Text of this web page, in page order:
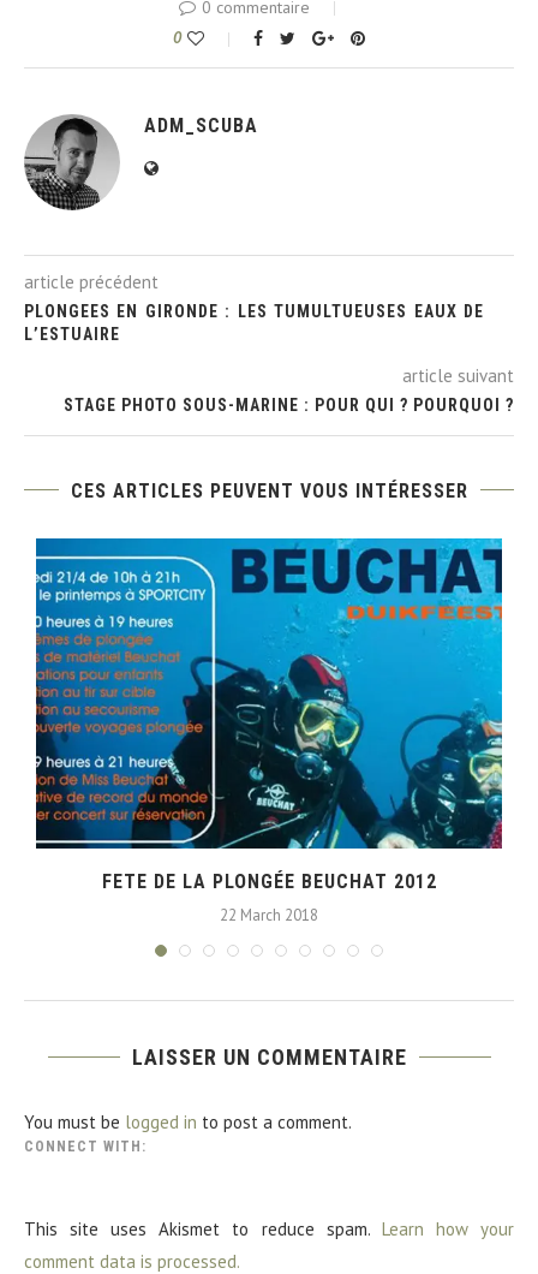
0 commentaire
0
ADM_SCUBA
article précédent
PLONGEES EN GIRONDE : LES TUMULTUEUSES EAUX DE
L’ESTUAIRE
article suivant
STAGE PHOTO SOUS-MARINE : POUR QUI ? POURQUOI ?
CES ARTICLES PEUVENT VOUS INTÉRESSER
FETE DE LA PLONGÉE BEUCHAT 2012
22 March 2018
LAISSER UN COMMENTAIRE
You must be logged in to post a comment.
CONNECT WITH:
This site uses Akismet to reduce spam. Learn how your
comment data is processed.